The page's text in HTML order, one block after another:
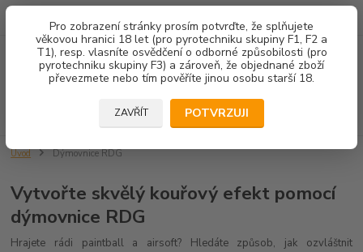
Pro zobrazení stránky prosím potvrďte, že splňujete
věkovou hranici 18 let (pro pyrotechniku skupiny F1, F2 a
T1), resp. vlasníte osvědčení o odborné způsobilosti (pro
pyrotechniku skupiny F3) a zároveň, že objednané zboží
převezmete nebo tím pověříte jinou osobu starší 18.
ZAVŘÍT POTVRZUJI
Menu
JSME TU PRO VÁS 8.00-14.00
Úvod Dýmovnice RDG
Vytvořte skvělý kouřový efekt pomocí
dýmovnice RDG
Hrajete rádi paintball a airsoft? Hledáte způsob, jak ozvláštnit